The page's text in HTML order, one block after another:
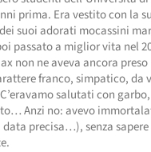
prima. Era vestito con la
suoi adorati mocassini
passato a miglior vita nel
non ne aveva ancora preso
franco, simpatico, da
salutati con
Anzi no: avevo
precisa…), senza sapere